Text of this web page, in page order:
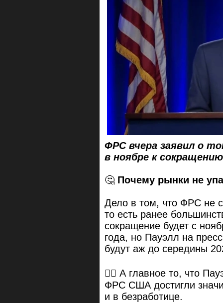
ФРС вчера заявил о
в ноябре к
🤔 Почему рынки не
Дело в том, что ФРС не
то есть ранее
сокращение будет с
года, но Пауэлл на
будут аж до середины
☝🏻 А главное то, что
ФРС США достигли
и в безработице.